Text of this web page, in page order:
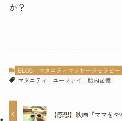
か？
BLOG マタニティマッサージセラピー
マタニティ
ユーファイ 胎内記憶
【感想】映画『ママを